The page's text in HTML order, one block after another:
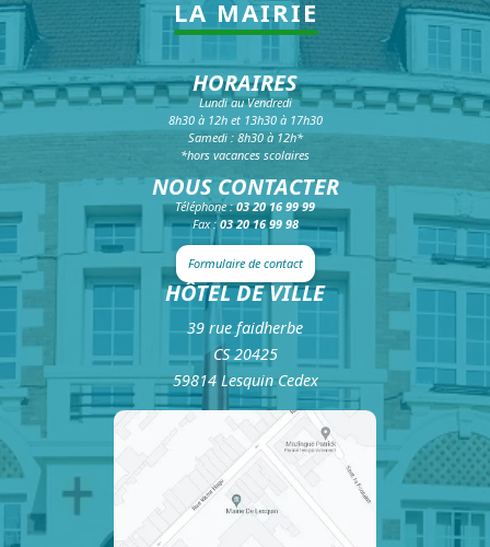
LA MAIRIE
HORAIRES
Lundi au Vendredi
8h30 à 12h et 13h30 à 17h30
Samedi : 8h30 à 12h*
*hors vacances scolaires
NOUS CONTACTER
Téléphone :03 20 16 99 99
Fax : 03 20 16 99 98
Formulaire de contact
HÔTEL DE VILLE
39 rue faidherbe
CS 20425
59814 Lesquin Cedex